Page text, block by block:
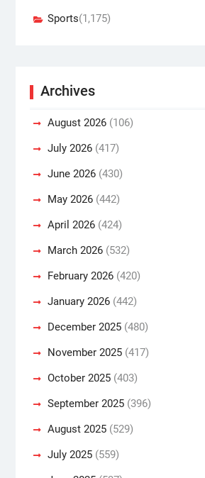
Sports(1,175)
Archives
August 2026(106)
July 2026(417)
June 2026(430)
May 2026(442)
April 2026(424)
March 2026(532)
February 2026(420)
January 2026(442)
December 2025(480)
November 2025(417)
October 2025(403)
September 2025(396)
August 2025(529)
July 2025(559)